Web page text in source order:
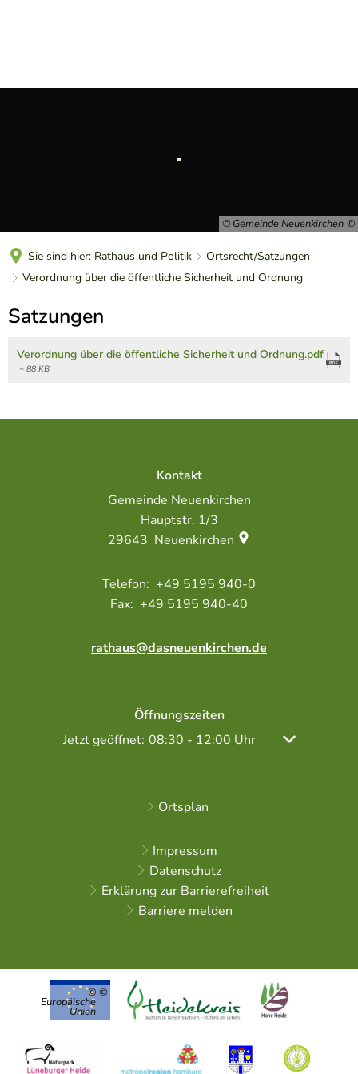
© Gemeinde Neuenkirchen
Sie sind hier: Rathaus und Politik
Ortsrecht/Satzungen
Verordnung über die öffentliche Sicherheit und Ordnung
Verordnung
über
die
Satzungen
Verordnung über die öffentliche Sicherheit und Ordnung.pdf
~ 88 KB
Kontakt
Gemeinde Neuenkirchen
Hauptstr. 1/3
29643 Neuenkirchen
+49 5195 940-0
+49 5195 940-40
rathaus@dasneuenkirchen.de
Öffnungszeiten
Klicken, um weitere Öffnungs- oder Schließzeiten
Jetzt geöffnet: 08:30 - 12:00 Uhr
Von 08:30 bis 12:00 Uhr
Ortsplan
Impressum
Datenschutz
Erklärung zur Barrierefreiheit
Barriere melden
©
Europäische
Union